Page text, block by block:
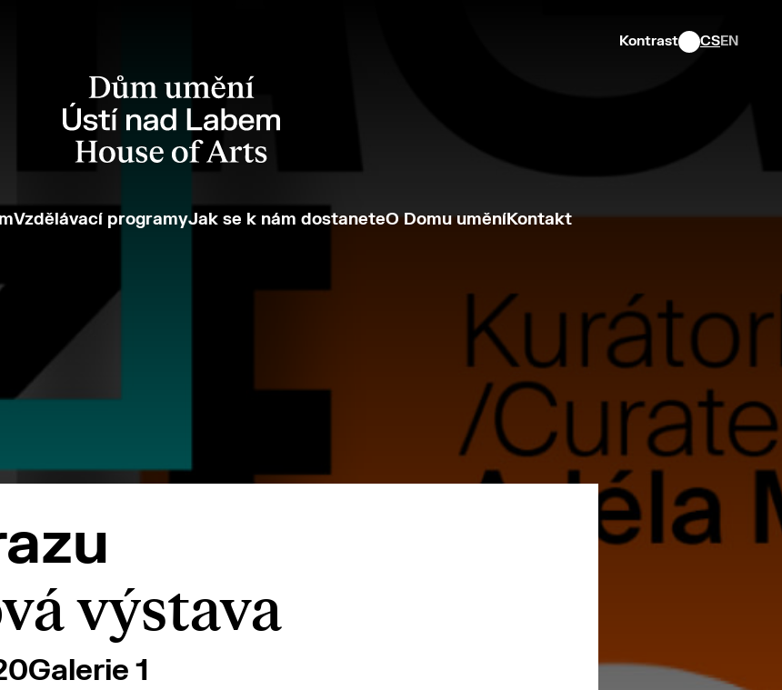
Kontrast CSEN
Vzdělávací programyJak se k nám dostaneteO Domu uměníKontakt
výstava
Galerie 1